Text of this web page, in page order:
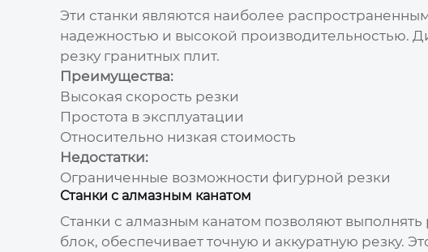
Эти станки являются наиболее
надежностью и высокой производительностью.
резку гранитных плит.
Преимущества:
Высокая скорость резки
Простота в эксплуатации
Относительно низкая стоимость
Недостатки:
Ограниченные возможности фигурной резки
Станки с алмазным канатом
Станки с алмазным канатом позволяют
блок, обеспечивает точную и аккуратную резку.